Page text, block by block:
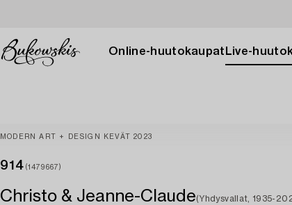
Online-huutokaupat Live-
MODERN ART + DESIGN KEVÄT 2023
914 (1479667)
Christo & Jeanne-Claude(Yhdysvallat, 1935-